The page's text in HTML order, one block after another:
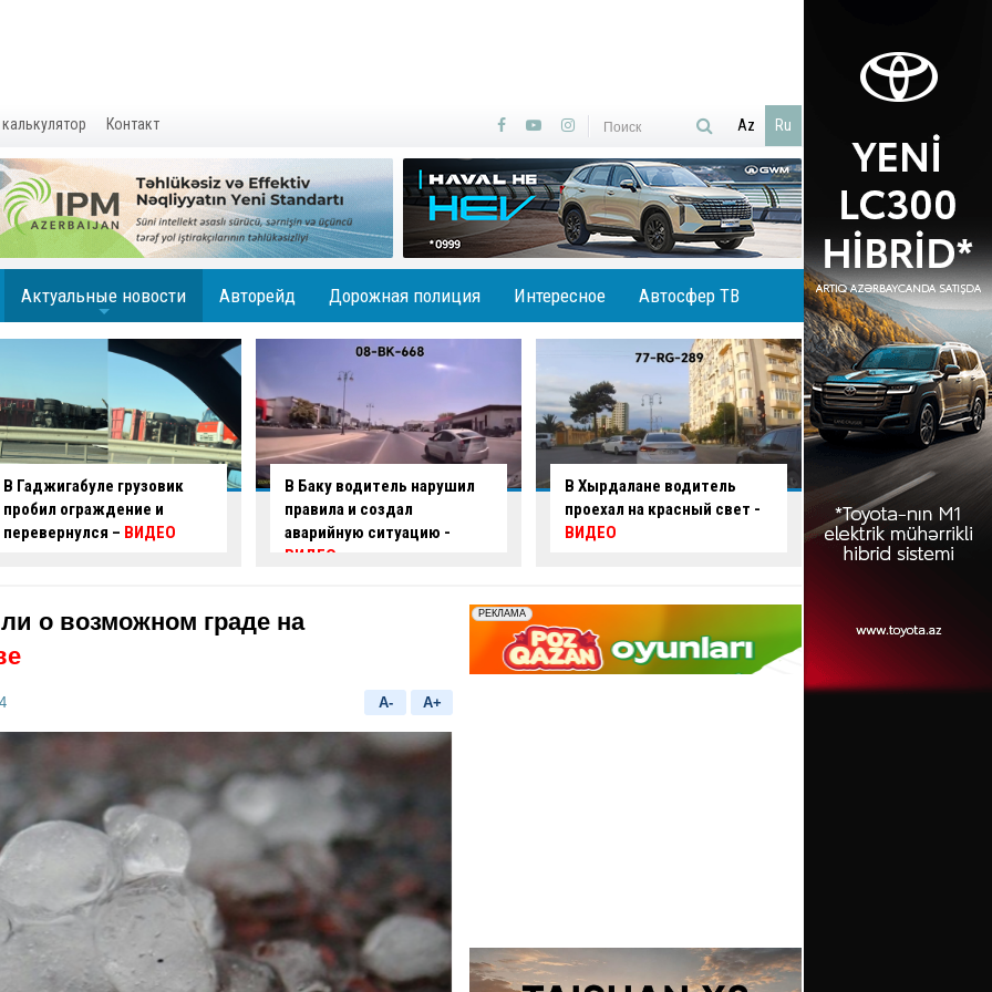
Контакт Az Ru
Актуальные новости Авторейд Дорожная полиция Интересное Автосфер ТВ
В Баку водитель нарушил
правила и создал
аварийную ситуацию -
В Хырдалане водитель
проехал на красный свет -
ВИДЕО
В Баку водитель
оккупировал пешеходный
переход и вызвал
Вниманию
ряде улиц Баку
движение
о возможном граде на
A- A+